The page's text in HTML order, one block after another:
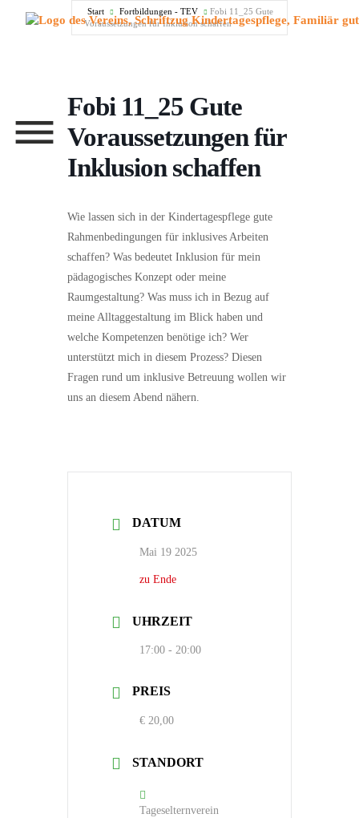
Menü überspringen
Menü überspringen
Start Fortbildungen - TEV
Fobi 11_25 Gute
Voraussetzungen für Inklusion schaffen
Fobi 11_25 Gute
Voraussetzungen für
Inklusion schaffen
Wie lassen sich in der Kindertagespflege gute
Rahmenbedingungen für inklusives Arbeiten
schaffen? Was bedeutet Inklusion für mein
pädagogisches Konzept oder meine
Raumgestaltung? Was muss ich in Bezug auf
meine Alltaggestaltung im Blick haben und
welche Kompetenzen benötige ich? Wer
unterstützt mich in diesem Prozess? Diesen
Fragen rund um inklusive Betreuung wollen wir
uns an diesem Abend nähern.
DATUM
Mai 19 2025
zu Ende
UHRZEIT
17:00 - 20:00
PREIS
€ 20,00
STANDORT
Tageselternverein